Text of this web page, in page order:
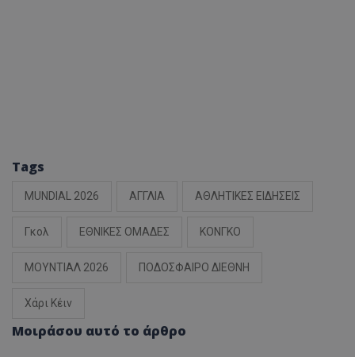
Tags
MUNDIAL 2026 ΑΓΓΛΙΑ ΑΘΛΗΤΙΚΕΣ ΕΙΔΗΣΕΙΣ
Γκολ ΕΘΝΙΚΕΣ ΟΜΑΔΕΣ ΚΟΝΓΚΟ
ΜΟΥΝΤΙΑΛ 2026 ΠΟΔΟΣΦΑΙΡΟ ΔΙΕΘΝΗ
Χάρι Κέιν
Μοιράσου αυτό το άρθρο